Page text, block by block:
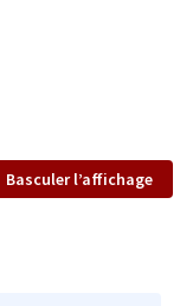
Basculer l’affichage